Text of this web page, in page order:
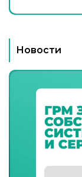
Новости